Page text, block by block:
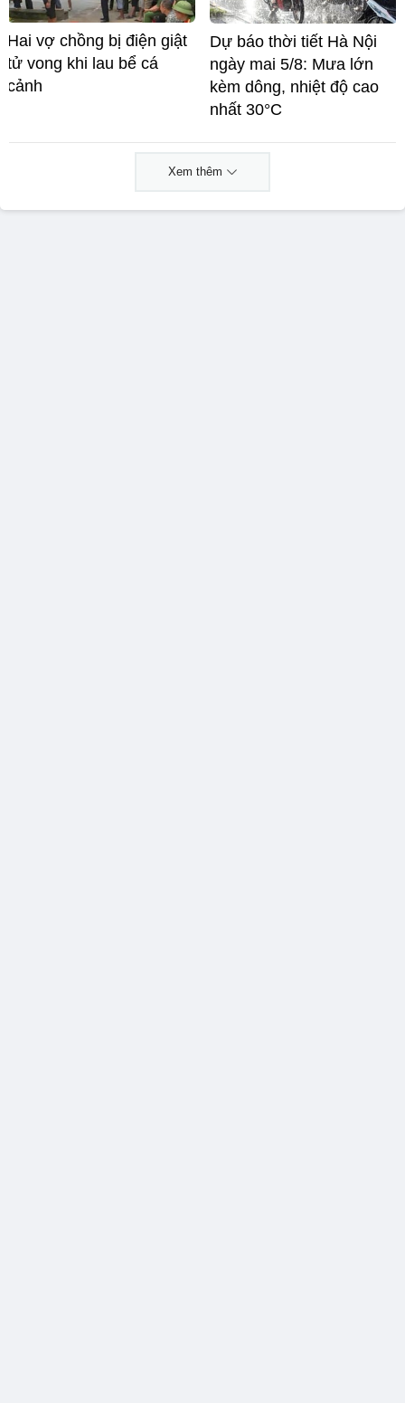
Hai vợ chồng bị điện giật
tử vong khi lau bể cá
cảnh
Dự báo thời tiết Hà Nội
ngày mai 5/8: Mưa lớn
kèm dông, nhiệt độ cao
nhất 30°C
Xem thêm